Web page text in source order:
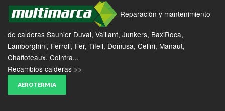
Reparación y mantenimiento
de calderas Saunier Duval, Vaillant, Junkers, BaxiRoca,
Lamborghini, Ferroli, Fer, Tifell, Domusa, Celini, Manaut,
Chaffoteaux, Cointra...
Recambios calderas >>
AEROTERMIA